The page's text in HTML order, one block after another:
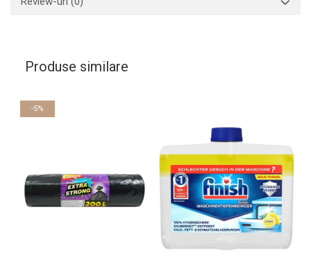
Produse similare
-5%